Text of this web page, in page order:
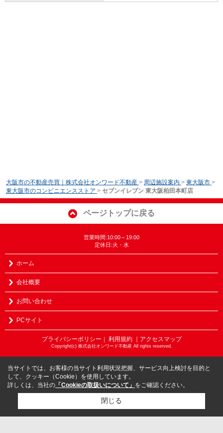
大阪市の不動産売買｜株式会社オンワード不動産 > 周辺施設案内 > 東大阪市 >
東大阪市のコンビニエンスストア > セブンイレブン 東大阪柏田本町店
ページトップに戻る
営業時間:10:00～19:00
定休日:火・水
ホーム
会社概要
お問い合わせ
PCサイト
プライバシーポリシー ｜ 利用規約 ｜アクセスマップ
Copyright(c) 株式会社オンワード不動産 All rights reserved.
当サイトでは、お客様の当サイト利用状況把握、サービス向上検討を目的と
して、クッキー（Cookie）を使用しています。
詳しくは、当社の 「Cookieの取扱いについて」 をご確認ください。
閉じる